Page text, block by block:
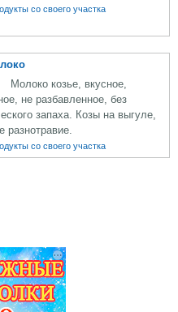
со своего участка
Молоко козье, вкусное,
не разбавленное, без
запаха. Козы на выгуле,
разнотравие.
со своего участка